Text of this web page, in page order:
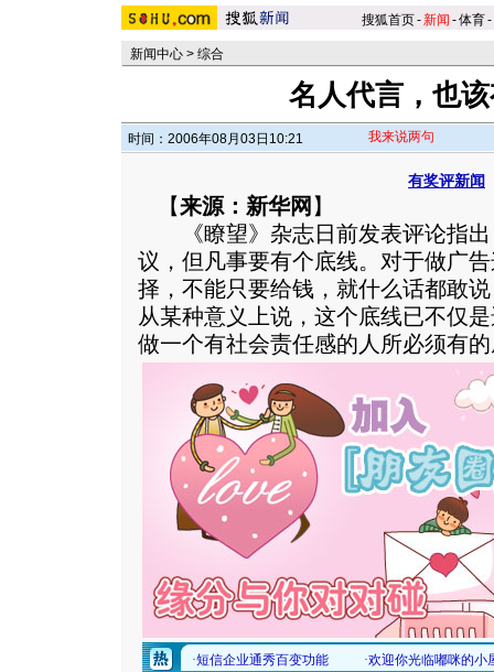
搜狐首页-新闻 -体育-
新闻中心 > 综合
名人代言，也
时间：2006年08月03日10:21 我来说两句
有奖评新闻
【来源：新华网 】
《瞭望》杂志日前发表评论指出
议，但凡事要有个底线。对于做广
择，不能只要给钱，就什么话都敢
从某种意义上说，这个底线已不仅
做一个有社会责任感的人所必须有